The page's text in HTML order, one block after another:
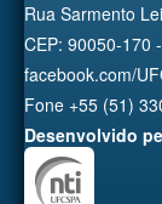
Rua Sarmento
CEP: 90050-170
facebook.com/
Fone +55 (51)
Desenvolvido